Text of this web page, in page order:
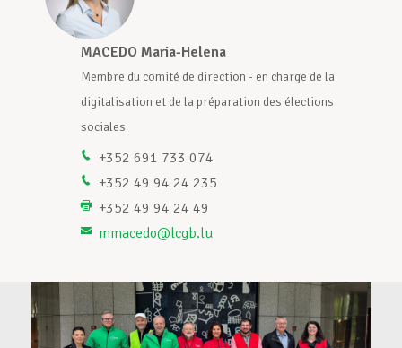
Assistance en vie privée
Développement professionnel
Devenir Membre
MACEDO Maria-Helena
Membre du comité de direction - en charge de la
digitalisation et de la préparation des élections
sociales
+352 691 733 074
+352 49 94 24 235
+352 49 94 24 49
mmacedo@lcgb.lu